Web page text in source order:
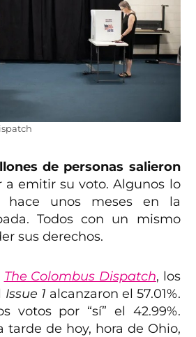
de personas salieron
a emitir su voto. Algunos lo
hace unos meses en la
Todos con un mismo
sus derechos.
The Colombus Dispatch, los
Issue 1 alcanzaron el 57.01%.
votos por “sí” el 42.99%.
tarde de hoy, hora de Ohio,